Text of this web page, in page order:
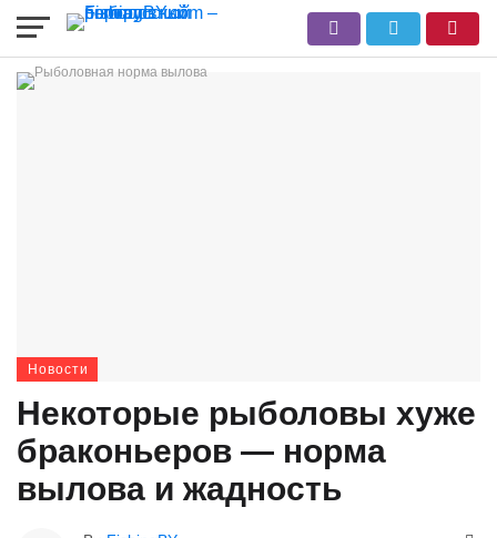
Новости
Некоторые рыболовы хуже
браконьеров — норма
вылова и жадность